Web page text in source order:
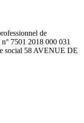
de
7501 2018 000 031
social 58 AVENUE DE